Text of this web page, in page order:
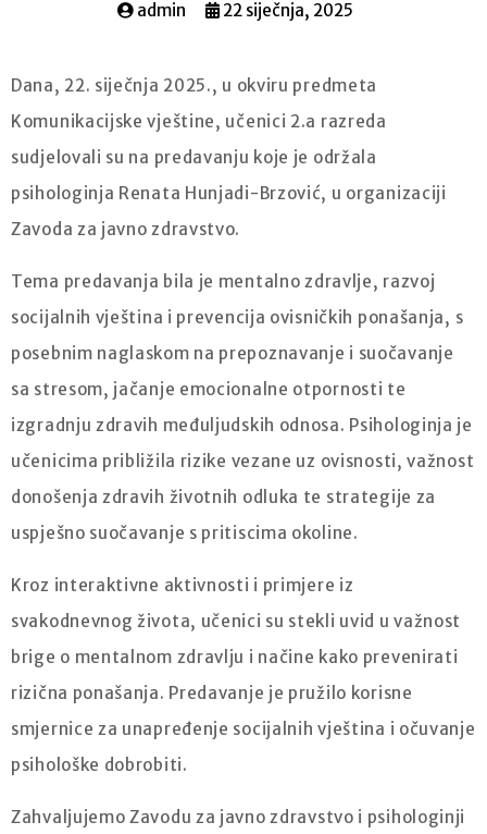
admin 22 siječnja, 2025
Dana, 22. siječnja 2025., u okviru predmeta
Komunikacijske vještine, učenici 2.a razreda
sudjelovali su na predavanju koje je održala
psihologinja Renata Hunjadi-Brzović, u organizaciji
Zavoda za javno zdravstvo.
Tema predavanja bila je mentalno zdravlje, razvoj
socijalnih vještina i prevencija ovisničkih ponašanja, s
posebnim naglaskom na prepoznavanje i suočavanje
sa stresom, jačanje emocionalne otpornosti te
izgradnju zdravih međuljudskih odnosa. Psihologinja je
učenicima približila rizike vezane uz ovisnosti, važnost
donošenja zdravih životnih odluka te strategije za
uspješno suočavanje s pritiscima okoline.
Kroz interaktivne aktivnosti i primjere iz
svakodnevnog života, učenici su stekli uvid u važnost
brige o mentalnom zdravlju i načine kako prevenirati
rizična ponašanja. Predavanje je pružilo korisne
smjernice za unapređenje socijalnih vještina i očuvanje
psihološke dobrobiti.
Zahvaljujemo Zavodu za javno zdravstvo i psihologinji